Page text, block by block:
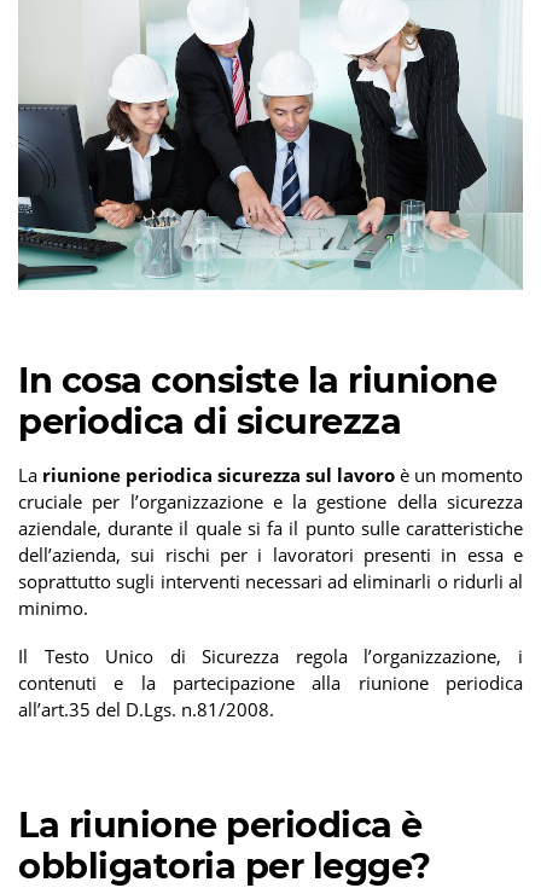
In cosa consiste la riunione
periodica di sicurezza
La riunione periodica sicurezza sul lavoro è un momento
cruciale per l’organizzazione e la gestione della sicurezza
aziendale, durante il quale si fa il punto sulle caratteristiche
dell’azienda, sui rischi per i lavoratori presenti in essa e
soprattutto sugli interventi necessari ad eliminarli o ridurli al
minimo.
Il Testo Unico di Sicurezza regola l’organizzazione, i
contenuti e la partecipazione alla riunione periodica
all’art.35 del D.Lgs. n.81/2008.
La riunione periodica è
obbligatoria per legge?